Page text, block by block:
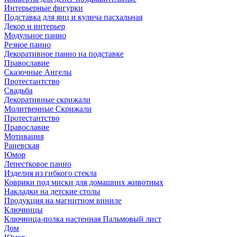
Интерьерные фигурки
Подставка для яиц и кулича пасхальная
Декор и интерьер
Модульное панно
Резное панно
Декоративное панно на подставке
Православие
Сказочные Ангелы
Протестантство
Свадьба
Декоративные скрижали
Молитвенные Скрижали
Протестантство
Православие
Мотивация
Раневская
Юмор
Лепестковое панно
Изделия из гибкого стекла
Коврики под миски для домашних животных
Накладки на детские столы
Продукция на магнитном виниле
Ключницы
Ключница-полка настенная Пальмовый лист
Дом